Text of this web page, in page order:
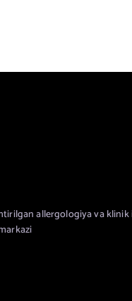
allergologiya va